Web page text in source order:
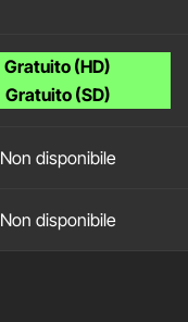
Gratuito (HD)
Gratuito (SD)
Non disponibile
Non disponibile